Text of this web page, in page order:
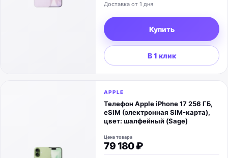
Доставка от 1 дня
Купить
В 1 клик
APPLE
Телефон Apple iPhone 17 256 ГБ,
eSIM (электронная SIM-карта),
цвет: шалфейный (Sage)
Цена товара
79 180 ₽